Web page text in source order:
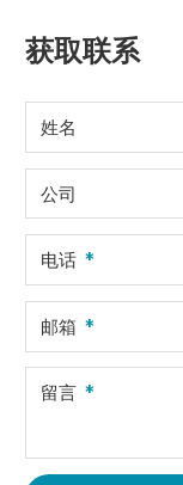
获取联系
姓名
公司
电话
邮箱
留言